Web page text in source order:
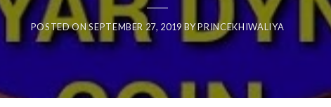
POSTED ONSEPTEMBER 27, 2019 BYPRINCEKHIWALIYA